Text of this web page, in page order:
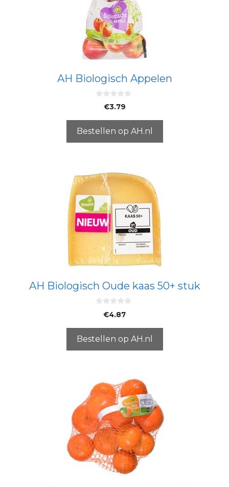
AH Biologisch Appelen
5
€3.79
Bestellen op AH.nl
AH Biologisch Oude kaas 50+ stuk
5
€4.87
Bestellen op AH.nl